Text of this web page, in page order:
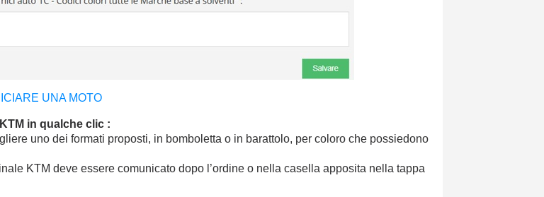
UNA MOTO
in qualche clic :
uno dei formati proposti, in bomboletta o in barattolo, per coloro che possiedono
KTM deve essere comunicato dopo l’ordine o nella casella apposita nella tappa